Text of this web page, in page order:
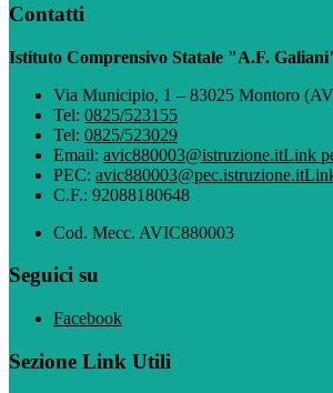
Contatti
Istituto Comprensivo Statale "A.F.
Via Municipio, 1 – 83025 Montoro
Tel: 0825/523155
Tel: 0825/523029
Email: avic880003@istruzione.itLink
PEC: avic880003@pec.istruzione.it
C.F.: 92088180648
Cod. Mecc. AVIC880003
Seguici su
Facebook
Sezione Link Utili